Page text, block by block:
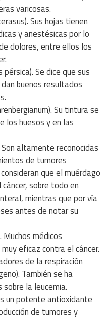
varicosas.
Sus hojas tienen
y anestésicas por lo
dolores, entre ellos los
pérsica). Se dice que sus
buenos resultados
Su tintura se
los huesos y en las
Son altamente reconocidas
de tumores
que el muérdago
sobre todo en
mientras que por vía
antes de notar su
médicos
eficaz contra el cáncer.
de la respiración
También se ha
la leucemia.
un potente antioxidante
de tumores y